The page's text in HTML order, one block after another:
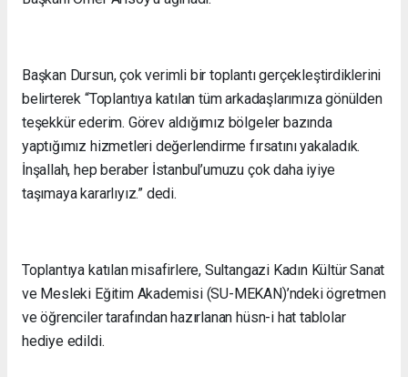
Başkan Dursun, çok verimli bir toplantı gerçekleştirdiklerini
belirterek “Toplantıya katılan tüm arkadaşlarımıza gönülden
teşekkür ederim. Görev aldığımız bölgeler bazında
yaptığımız hizmetleri değerlendirme fırsatını yakaladık.
İnşallah, hep beraber İstanbul’umuzu çok daha iyiye
taşımaya kararlıyız.” dedi.
Toplantıya katılan misafirlere, Sultangazi Kadın Kültür Sanat
ve Mesleki Eğitim Akademisi (SU-MEKAN)’ndeki ögretmen
ve öğrenciler tarafından hazırlanan hüsn-i hat tablolar
hediye edildi.